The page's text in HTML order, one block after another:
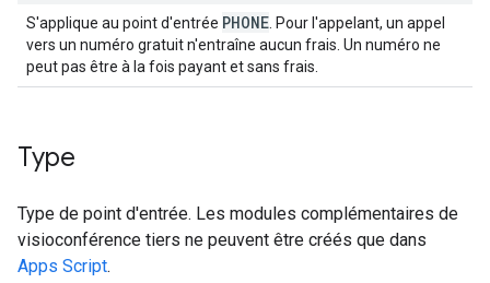
S'applique au point d'entrée PHONE . Pour l'appelant, un appel
vers un numéro gratuit n'entraîne aucun frais. Un numéro ne
peut pas être à la fois payant et sans frais.
Type
Type de point d'entrée. Les modules complémentaires de
visioconférence tiers ne peuvent être créés que dans
Apps Script.